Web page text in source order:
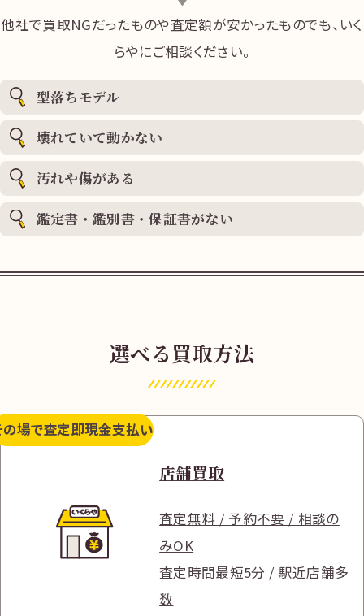
他社で買取NGだったものや査定額が安かったものでも、いく
らやにご相談ください。
型落ちモデル
壊れていて動かない
汚れや傷がある
鑑定書・鑑別書・保証書がない
選べる買取方法
の場で査定即現金支払い
店舗買取
査定無料 / 予約不要 / 相談の
みOK
査定時間最短5分 / 駅近店舗多
数